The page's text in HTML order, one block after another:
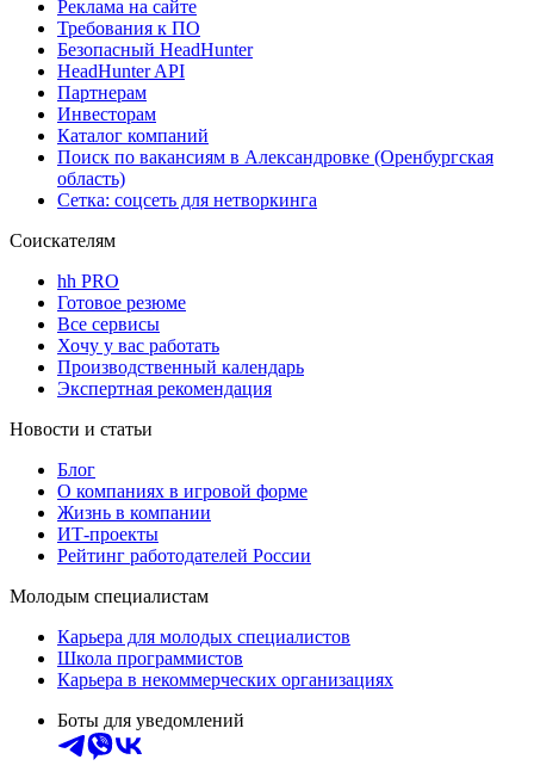
Реклама на сайте
Требования к ПО
Безопасный HeadHunter
HeadHunter API
Партнерам
Инвесторам
Каталог компаний
Поиск по вакансиям в Александровке (Оренбургская
область)
Сетка: соцсеть для нетворкинга
Соискателям
hh PRO
Готовое резюме
Все сервисы
Хочу у вас работать
Производственный календарь
Экспертная рекомендация
Новости и статьи
Блог
О компаниях в игровой форме
Жизнь в компании
ИТ-проекты
Рейтинг работодателей России
Молодым специалистам
Карьера для молодых специалистов
Школа программистов
Карьера в некоммерческих организациях
Боты для уведомлений